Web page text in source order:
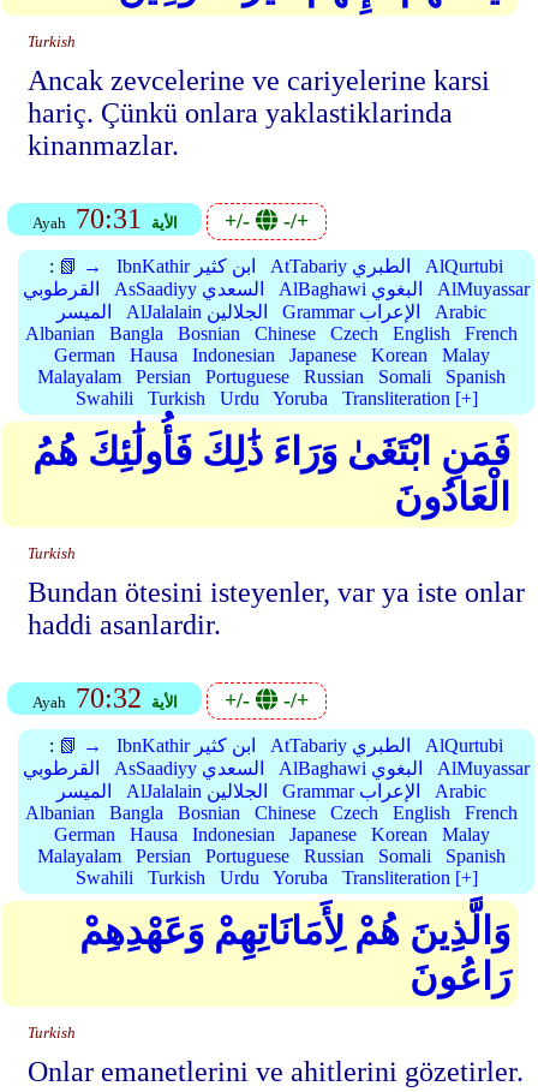
Turkish
Ancak zevcelerine ve cariyelerine karsi
hariç. Çünkü onlara yaklastiklarinda
kinanmazlar.
Ayah 70:31 الأية +/- -/+
: 📗 → IbnKathir ابن كثير AtTabariy الطبري
AlQurtubi
القرطوبي
AsSaadiyy السعدي AlBaghawi البغوي
AlMuyassar
الميسر
AlJalalain الجلالين Grammar الإعراب
Arabic
Albanian
Bangla Bosnian Chinese Czech English
French
German
Hausa Indonesian Japanese Korean
Malay
Malayalam
Persian Portuguese Russian Somali
Spanish
Swahili
Turkish Urdu Yoruba Transliteration [+]
فَمَنِ ابْتَغَىٰ وَرَاءَ ذَٰلِكَ فَأُولَٰئِكَ هُمُ
الْعَادُونَ
Turkish
Bundan ötesini isteyenler, var ya iste onlar
haddi asanlardir.
Ayah 70:32 الأية +/- -/+
: 📗 → IbnKathir ابن كثير AtTabariy الطبري
AlQurtubi
القرطوبي
AsSaadiyy السعدي AlBaghawi البغوي
AlMuyassar
الميسر
AlJalalain الجلالين Grammar الإعراب
Arabic
Albanian
Bangla Bosnian Chinese Czech English
French
German
Hausa Indonesian Japanese Korean
Malay
Malayalam
Persian Portuguese Russian Somali
Spanish
Swahili
Turkish Urdu Yoruba Transliteration [+]
وَالَّذِينَ هُمْ لِأَمَانَاتِهِمْ وَعَهْدِهِمْ
رَاعُونَ
Turkish
Onlar emanetlerini ve ahitlerini gözetirler.